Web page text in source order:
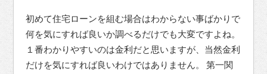
初めて住宅ローンを組む場合はわからない事ばかりで
何を気にすれば良いか調べるだけでも大変ですよね。
１番わかりやすいのは金利だと思いますが、当然金利
だけを気にすれば良いわけではありません。 第一関